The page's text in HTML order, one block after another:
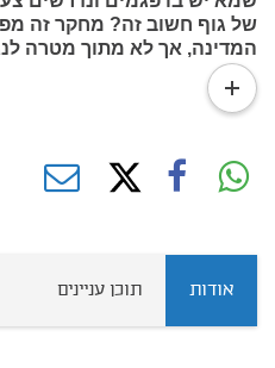
של גוף חשוב זה? מחקר זה
המדינה, אך לא מתוך מטרה
עבודה בריאה שבכל ארגון
לשפרם.
read
more
אודות תוכן עניינים